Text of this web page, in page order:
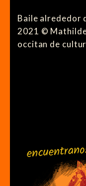
Baile alrededor
2021 ©
occitan de